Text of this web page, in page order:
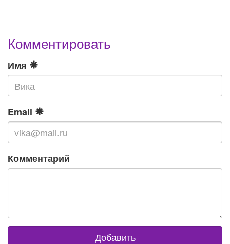
Комментировать
Имя
Email
Комментарий